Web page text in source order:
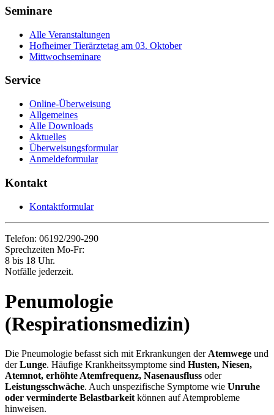
Seminare
Alle Veranstaltungen
Hofheimer Tierärztetag am 03. Oktober
Mittwochseminare
Service
Online-Überweisung
Allgemeines
Alle Downloads
Aktuelles
Überweisungsformular
Anmeldeformular
Kontakt
Kontaktformular
Telefon: 06192/290-290
Sprechzeiten Mo-Fr:
8 bis 18 Uhr.
Notfälle jederzeit.
Penumologie
(Respirationsmedizin)
Die Pneumologie befasst sich mit Erkrankungen derAtemwege und
derLunge. Häufige Krankheitssymptome sind Husten, Niesen,
Atemnot, erhöhte Atemfrequenz, Nasenausfluss oder
Leistungsschwäche. Auch unspezifische Symptome wie Unruhe
oder verminderte Belastbarkeitkönnen auf Atemprobleme
hinweisen.